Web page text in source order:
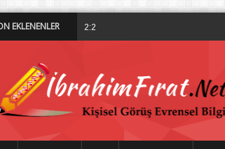
EKLENENLER 2:28 PM